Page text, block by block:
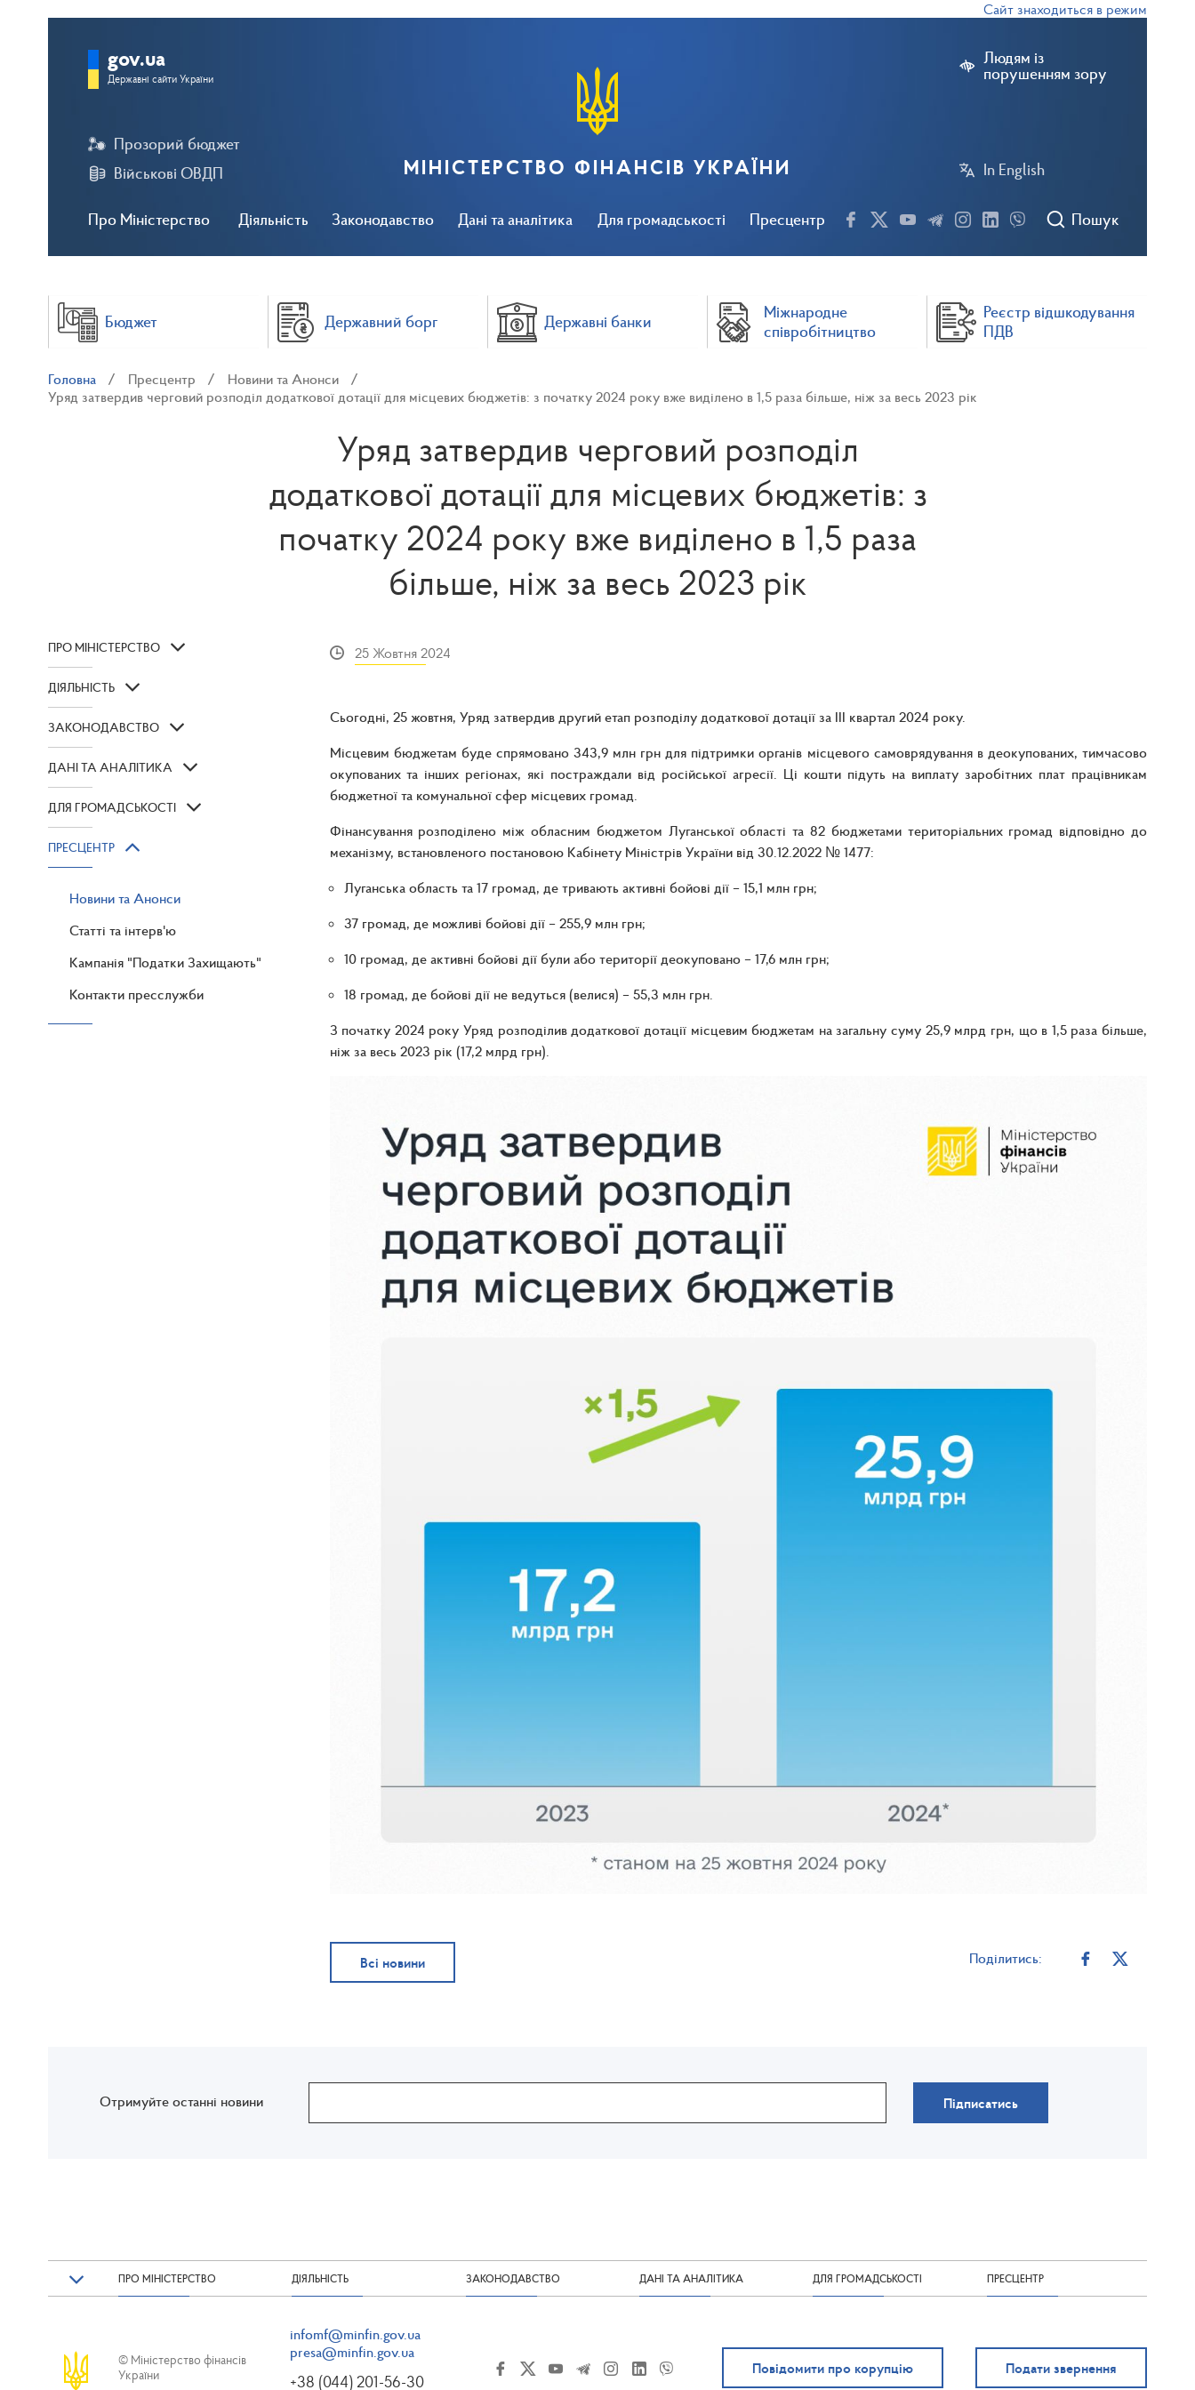
Сайт знаходиться в режимі тестової
Людям із
порушенням зору
In English
Про Міністерство Діяльність Законодавство Дані та аналітика Для громадськості Пресцентр
Прозорий бюджет
Військові ОВДП
Пошук
gov.ua
Державні сайти України
МІНІСТЕРСТВО ФІНАНСІВ УКРАЇНИ
Бюджет Державний борг Державні банки
Міжнародне
співробітництво
Реєстр відшкодування
ПДВ
Головна Пресцентр
Новини та Анонси
Уряд затвердив черговий розподіл додаткової дотації для місцевих бюджетів: з початку 2024 року вже виділено в 1,5 раза більше, ніж за весь 2023 рік
Уряд затвердив черговий розподіл
додаткової дотації для місцевих бюджетів: з
початку 2024 року вже виділено в 1,5 раза
більше, ніж за весь 2023 рік
ПРО МІНІСТЕРСТВО
ДІЯЛЬНІСТЬ
ЗАКОНОДАВСТВО
ДАНІ ТА АНАЛІТИКА
ДЛЯ ГРОМАДСЬКОСТІ
ПРЕСЦЕНТР
Новини та Анонси
Статті та інтерв'ю
Кампанія "Податки Захищають"
Контакти пресслужби
25 Жовтня 2024
Сьогодні, 25 жовтня, Уряд затвердив другий етап розподілу додаткової дотації за ІІІ квартал 2024 року.
Місцевим бюджетам буде спрямовано 343,9 млн грн для підтримки органів місцевого самоврядування в деокупованих, тимчасово
окупованих та інших регіонах, які постраждали від російської агресії. Ці кошти підуть на виплату заробітних плат працівникам
бюджетної та комунальної сфер місцевих громад.
Фінансування розподілено між обласним бюджетом Луганської області та 82 бюджетами територіальних громад відповідно до
механізму, встановленого постановою Кабінету Міністрів України від 30.12.2022 № 1477:
Луганська область та 17 громад, де тривають активні бойові дії – 15,1 млн грн;
37 громад, де можливі бойові дії – 255,9 млн грн;
10 громад, де активні бойові дії були або території деокуповано – 17,6 млн грн;
18 громад, де бойові дії не ведуться (велися) – 55,3 млн грн.
З початку 2024 року Уряд розподілив додаткової дотації місцевим бюджетам на загальну суму 25,9 млрд грн, що в 1,5 раза більше,
ніж за весь 2023 рік (17,2 млрд грн).
Всі новини Поділитись:
Отримуйте останні новини Підписатись
ПРО МІНІСТЕРСТВО ДІЯЛЬНІСТЬ ЗАКОНОДАВСТВО ДАНІ ТА АНАЛІТИКА ДЛЯ ГРОМАДСЬКОСТІ ПРЕСЦЕНТР
© Міністерство фінансів
України
infomf@minfin.gov.ua
presa@minfin.gov.ua
+38 (044) 201-56-30
Повідомити про корупцію Подати звернення